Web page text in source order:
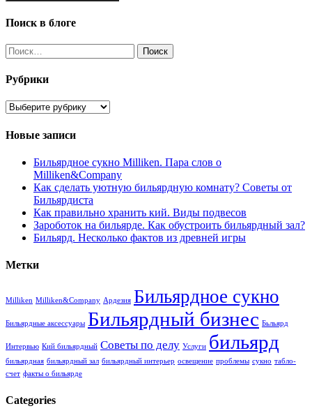
Поиск в блоге
Найти:
Рубрики
Рубрики
Новые записи
Бильярдное сукно Milliken. Пара слов о
Milliken&Company
Как сделать уютную бильярдную комнату? Советы от
Бильярдиста
Как правильно хранить кий. Виды подвесов
Зароботок на бильярде. Как обустроить бильярдный зал?
Бильярд. Несколько фактов из древней игры
Метки
Milliken Milliken&Company Ардезия Бильярдное сукно
Бильярдные аксессуары Бильярдный бизнес Бьльярд
Интервью Кий бильярдный Советы по делу Услуги бильярд
бильярдная бильярдный зал бильярдный интерьер освещение проблемы сукно табло-
счет факты о бильярде
Categories